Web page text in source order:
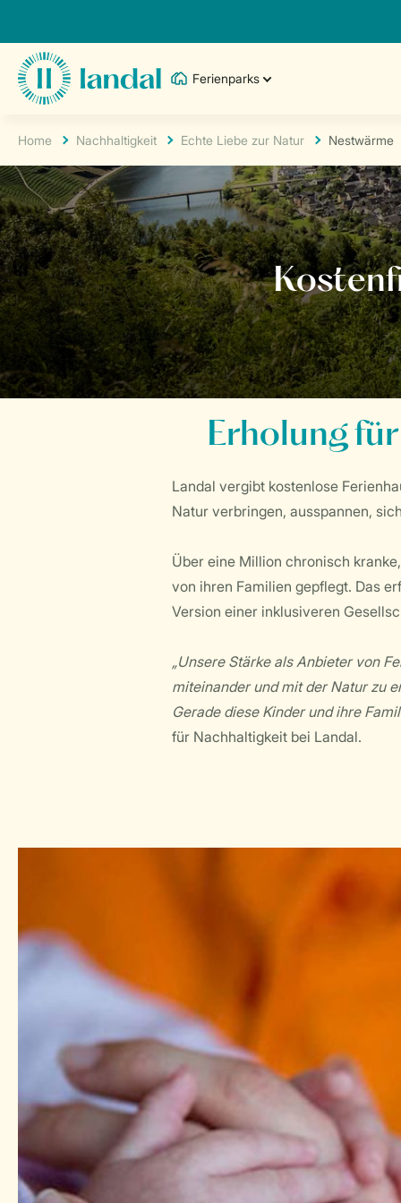
Ferienparks
Home Nachhaltigkeit Echte Liebe zur Natur Nestwärme
Erholung
Landal vergibt kostenlose
Natur verbringen, ausspannen,
Über eine Million chronisch
von ihren Familien gepflegt. Das
Version einer inklusiveren
„Unsere Stärke als Anbieter von
miteinander und mit der Natur zu
Gerade diese Kinder und ihre
für Nachhaltigkeit bei Landal.